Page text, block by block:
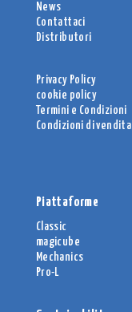
News
Contattaci
Distributori
Privacy Policy
cookie policy
Termini e Condizioni
Condizioni di vendita
Piattaforme
Classic
magicube
Mechanics
Pro-L